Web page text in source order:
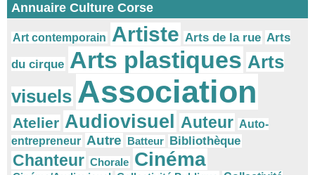
Annuaire Culture Corse
Art contemporain Artiste Arts de la rue Arts
du cirque Arts plastiques Arts
visuels Association
Atelier Audiovisuel Auteur Auto-
entrepreneur Autre Batteur Bibliothèque
Chanteur Chorale Cinéma